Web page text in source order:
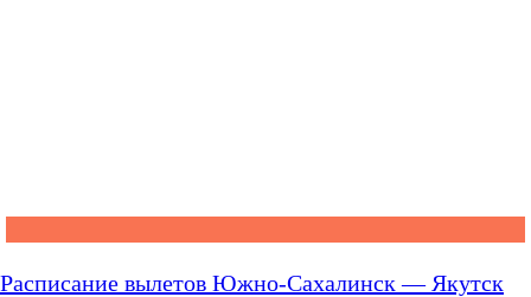
Расписание вылетов Южно-Сахалинск — Якутск